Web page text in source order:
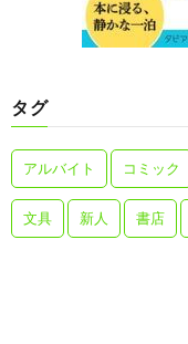
タグ
アルバイト コミック
文具 新人 書店